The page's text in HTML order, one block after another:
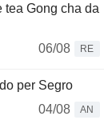
Gong cha da
06/08
RE
per Segro
04/08
AN